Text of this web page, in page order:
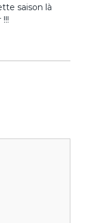
saison là